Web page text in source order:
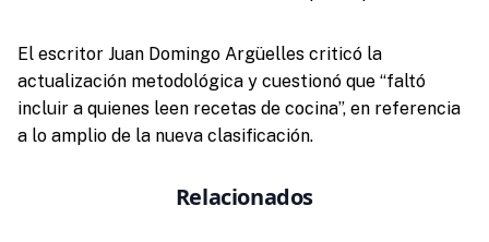
El escritor Juan Domingo Argüelles criticó la
actualización metodológica y cuestionó que “faltó
incluir a quienes leen recetas de cocina”, en referencia
a lo amplio de la nueva clasificación.
Relacionados